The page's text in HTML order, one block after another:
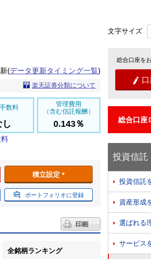
(データ更新タイミング一覧)
楽天証券分類について
数料
し
管理費用
（含む信託報酬）
0.143％
積立設定
ポートフォリオに登録
全銘柄ランキング
文字サイズ
総合口座を

総合口座
投資信託
 投資信託
 資産形成
 選ばれる
 サービス